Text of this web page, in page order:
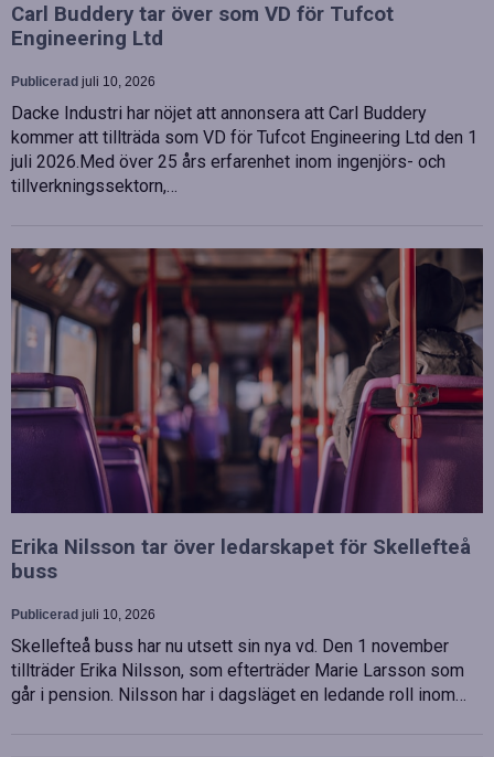
Carl Buddery tar över som VD för Tufcot
Engineering Ltd
Publicerad juli 10, 2026
Dacke Industri har nöjet att annonsera att Carl Buddery
kommer att tillträda som VD för Tufcot Engineering Ltd den 1
juli 2026.Med över 25 års erfarenhet inom ingenjörs- och
tillverkningssektorn,…
Erika Nilsson tar över ledarskapet för Skellefteå
buss
Publicerad juli 10, 2026
Skellefteå buss har nu utsett sin nya vd. Den 1 november
tillträder Erika Nilsson, som efterträder Marie Larsson som
går i pension. Nilsson har i dagsläget en ledande roll inom…